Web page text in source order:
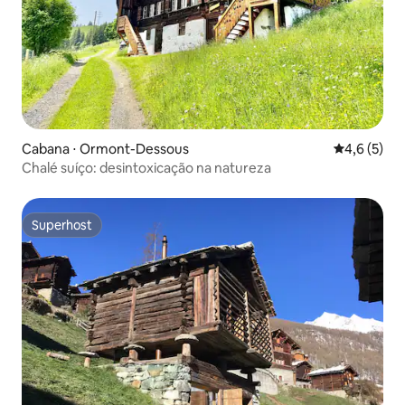
Cabana ⋅ Ormont-Dessous 4,6 de
4,6 (5)
Chalé suíço: desintoxicação na natureza
Superhost
Superhost